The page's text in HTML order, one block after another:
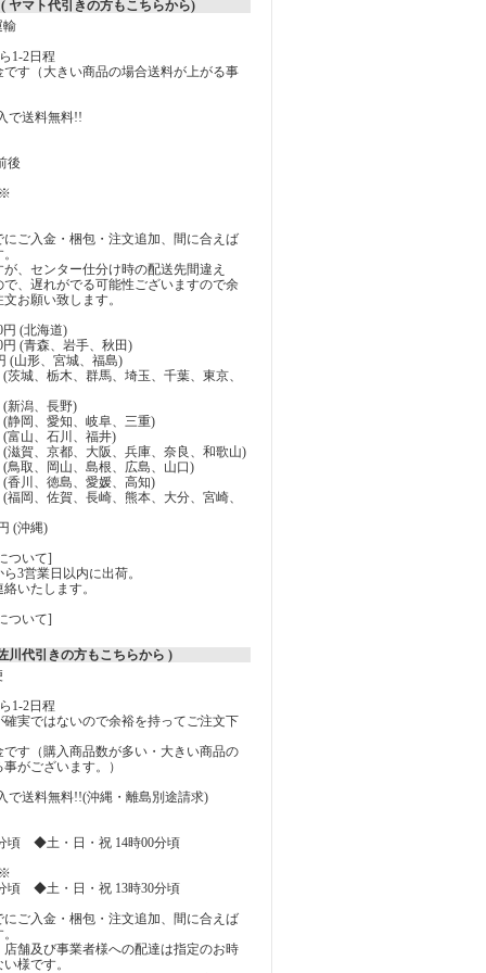
マト代引きの方もこちらから)
輸
1-2日程
す（大きい商品の場合送料が上がる事
で送料無料!!
後
ご入金・梱包・注文追加、間に合えば
、センター仕分け時の配送先間違え
、遅れがでる可能性ございますので余
お願い致します。
円 (北海道)
(青森、岩手、秋田)
(山形、宮城、福島)
茨城、栃木、群馬、埼玉、千葉、東京、
(新潟、長野)
静岡、愛知、岐阜、三重)
富山、石川、福井)
滋賀、京都、大阪、兵庫、奈良、和歌山)
鳥取、岡山、島根、広島、山口)
香川、徳島、愛媛、高知)
福岡、佐賀、長崎、熊本、大分、宮崎、
(沖縄)
ついて]
3営業日以内に出荷。
いたします。
ついて]
代引きの方もこちらから )
1-2日程
実ではないので余裕を持ってご注文下
す（購入商品数が多い・大きい商品の
がございます。）
で送料無料!!(沖縄・離島別途請求)
頃 ◆土・日・祝 14時00分頃
頃 ◆土・日・祝 13時30分頃
ご入金・梱包・注文追加、間に合えば
舗及び事業者様への配達は指定のお時
様です。